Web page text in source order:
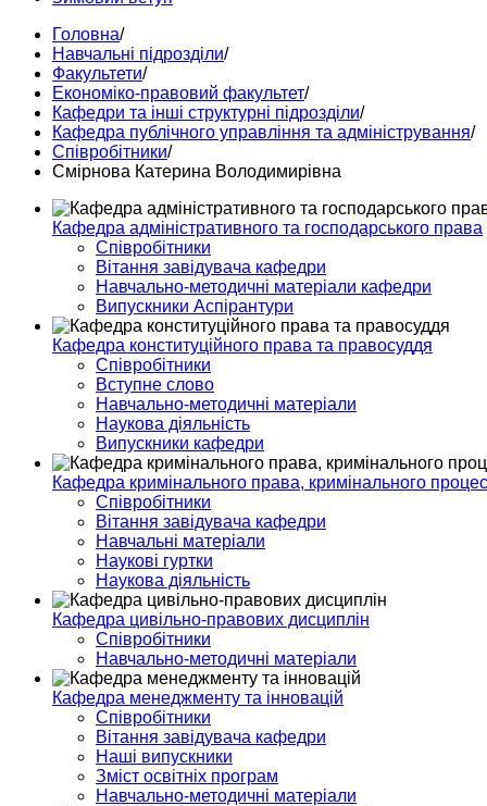
Головна/
Навчальні підрозділи/
Факультети/
Економіко-правовий факультет/
Кафедри та інші структурні підрозділи/
Кафедра публічного управління та адміністрування/
Співробітники/
Смірнова Катерина Володимирівна
Кафедра адміністративного та господарського права
Співробітники
Вітання завідувача кафедри
Навчально-методичні матеріали кафедри
Випускники Аспірантури
Кафедра конституційного права та правосуддя
Співробітники
Вступне слово
Навчально-методичні матеріали
Наукова діяльність
Випускники кафедри
Кафедра кримінального права, кримінального
Співробітники
Вітання завідувача кафедри
Навчальні матеріали
Наукові гуртки
Наукова діяльність
Кафедра цивільно-правових дисциплін
Співробітники
Навчально-методичні матеріали
Кафедра менеджменту та інновацій
Співробітники
Вітання завідувача кафедри
Наші випускники
Зміст освітніх програм
Навчально-методичні матеріали